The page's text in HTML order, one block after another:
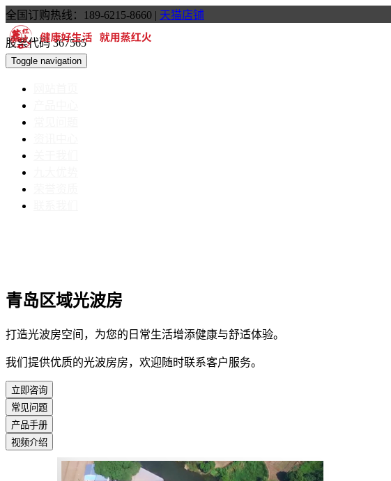
全国订购热线：189-6215-8660 | 天猫店铺
股票代码 367565
Toggle navigation
青岛区域光波房
打造光波房空间，为您的日常生活增添健康与舒适体验。
我们提供优质的光波房房，欢迎随时联系客户服务。
立即咨询
常见问题
产品手册
视频介绍